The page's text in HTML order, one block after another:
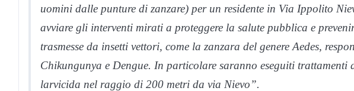
uomini dalle punture di zanzare) per un residente in Via Ippolito
avviare gli interventi mirati a proteggere la salute pubblica e
trasmesse da insetti vettori, come la zanzara del genere Aedes,
Chikungunya e Dengue. In particolare saranno eseguiti trattamenti
larvicida nel raggio di 200 metri da via Nievo”.